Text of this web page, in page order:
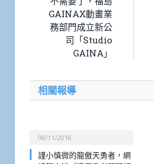
GAINAX動畫業
務部門成立新公
司「Studio
GAINA」
相關報導
08/11/2018
謹小慎微的龍傲天勇者，網